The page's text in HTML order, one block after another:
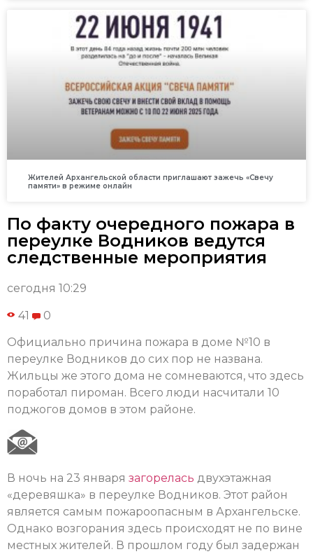
Жителей Архангельской области приглашают зажечь «Свечу
памяти» в режиме онлайн
По факту очередного пожара в
переулке Водников ведутся
следственные мероприятия
сегодня 10:29
41 0
Официально причина пожара в доме №10 в
переулке Водников до сих пор не названа.
Жильцы же этого дома не сомневаются, что здесь
поработал пироман. Всего люди насчитали 10
поджогов домов в этом районе.
В ночь на 23 января загорелась двухэтажная
«деревяшка» в переулке Водников. Этот район
является самым пожароопасным в Архангельске.
Однако возгорания здесь происходят не по вине
местных жителей. В прошлом году был задержан